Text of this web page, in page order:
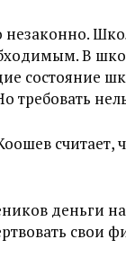
В
состояние
требовать
считает,
деньги
свои